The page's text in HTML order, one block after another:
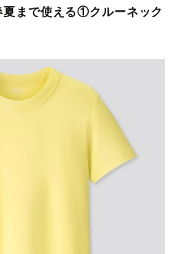
夏まで使える①クルーネック